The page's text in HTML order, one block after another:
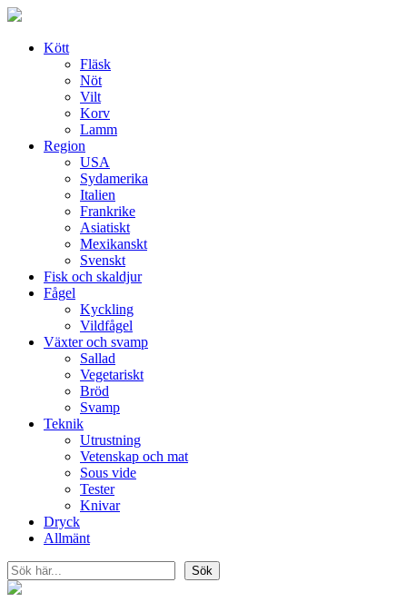
Skip
contentKött
Fläsk
Nöt
Vilt
Korv
Lamm
Region
USA
Sydamerika
Italien
Frankrike
Asiatiskt
Mexikanskt
Svenskt
Fisk och skaldjur
Fågel
Kyckling
Vildfågel
Växter och svamp
Sallad
Vegetariskt
Bröd
Svamp
Teknik
Utrustning
Vetenskap och mat
Sous vide
Tester
Knivar
Dryck
Allmänt
Sök
Sök